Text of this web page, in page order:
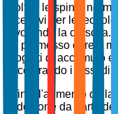
Inoltre, le spinte
incentivi per le
favorendo la crescita.
ha promesso oltre 2
progetti di accumulo
accelerando i tassi di
Infine, l'aumento
l'adozione da parte